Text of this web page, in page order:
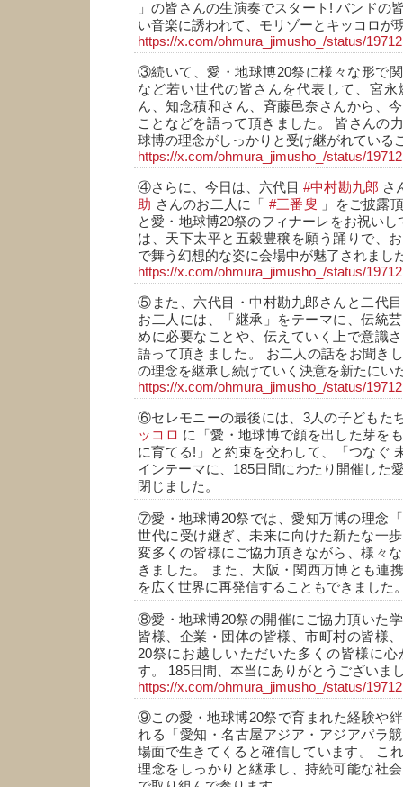
」の皆さんの生演奏でスタート! バンドの
い音楽に誘われて、モリゾーとキッコロが
https://x.com/ohmura_jimusho_/status/
③続いて、愛・地球博20祭に様々な形で
など若い世代の皆さんを代表して、宮
ん、知念積和さん、斉藤邑奈さんから、
ことなどを語って頂きました。 皆さんの
球博の理念がしっかりと受け継がれている
https://x.com/ohmura_jimusho_/status/
④さらに、今日は、六代目#中村勘九郎 さ
助 さんのお二人に「 #三番叟
」をご披露
と愛・地球博20祭のフィナーレをお祝い
は、天下太平と五穀豊穣を願う踊りで、
で舞う幻想的な姿に会場中が魅了されまし
https://x.com/ohmura_jimusho_/status/
⑤また、六代目・中村勘九郎さんと二代
お二人には、「継承」をテーマに、伝統
めに必要なことや、伝えていく上で意識
語って頂きました。 お二人の話をお聞き
の理念を継承し続けていく決意を新たにい
https://x.com/ohmura_jimusho_/status/
⑥セレモニーの最後には、3人の子どもた
ッコロ に「愛・地球博で顔を出した芽を
に育てる!」と約束を交わして、「つなぐ
インテーマに、185日間にわたり開催した
閉じました。
⑦愛・地球博20祭では、愛知万博の理念
世代に受け継ぎ、未来に向けた新たな一
変多くの皆様にご協力頂きながら、様々
きました。 また、大阪・関西万博とも連
を広く世界に再発信することもできました
⑧愛・地球博20祭の開催にご協力頂いた
皆様、企業・団体の皆様、市町村の皆様
20祭にお越しいただいた多くの皆様に
す。 185日間、本当にありがとうございま
https://x.com/ohmura_jimusho_/status/
⑨この愛・地球博20祭で育まれた経験や
れる「愛知・名古屋アジア・アジアパラ
場面で生きてくると確信しています。 こ
理念をしっかりと継承し、持続可能な社